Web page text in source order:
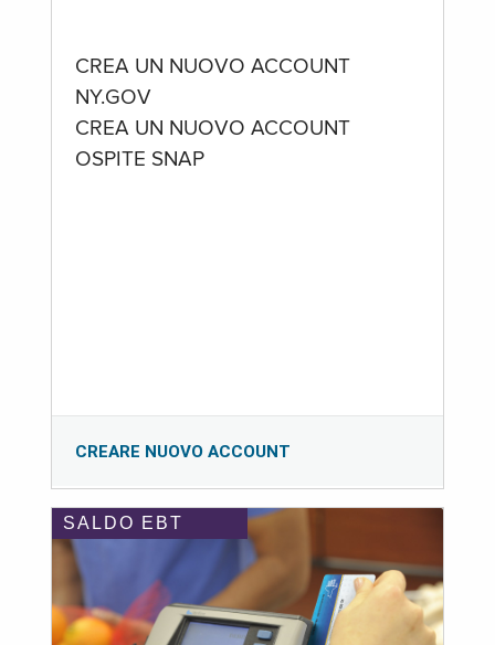
CREA UN NUOVO ACCOUNT
NY.GOV
CREA UN NUOVO ACCOUNT
OSPITE SNAP
CREARE NUOVO ACCOUNT
SALDO EBT